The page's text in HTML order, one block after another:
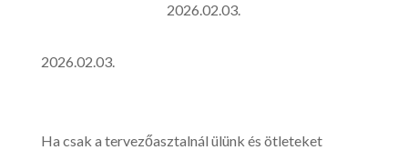
2026.02.03.
2026.02.03.
Ha csak a tervezőasztalnál ülünk és ötleteket